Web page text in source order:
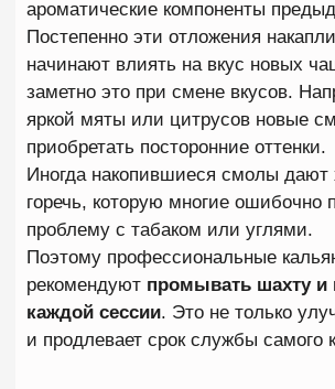
восстановится сам собой. На практике
происходит обратное: табак перегревается еще
сильнее, сироп выгорает, а неприятный привкус
Если вы заметили первые признаки горечи, важно
быстро определить причину и снизить нагрузку на
чашу. В большинстве случаев кальян можно
спасти за несколько минут без полной замены
табака.
✓ Уберите один уголь
Первое и самое эффективное действие —
уменьшить количество жара.
один. Если используется три угля, попробуйте
временно убрать один из них или приоткрыть
крышку калауда. Очень часто этого достаточно,
чтобы температура внутри чаши начала